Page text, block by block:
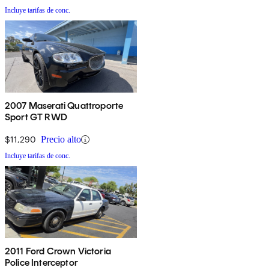
Incluye tarifas de conc.
2007 Maserati Quattroporte
Sport GT RWD
$11,290 Precio alto
Incluye tarifas de conc.
2011 Ford Crown Victoria
Police Interceptor